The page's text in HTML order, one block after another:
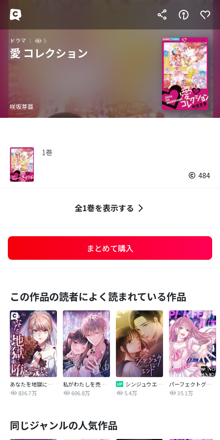
ドラマ 5
愛 コレクション
咲坂芽亜
1巻
484
全1巻を表示する
まとめて購入
この作品の読者によく読まれている作品
あなたを地獄に堕とすまで
836.7万
私がわたしを売る理由
606.8万
シンジュウエンド【タテヨミ】
5.4万
パーフェクトグリッター
35.1万
同じジャンルの人気作品